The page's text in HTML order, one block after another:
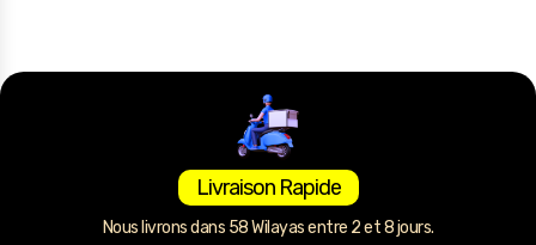
Livraison Rapide
Nous livrons dans 58 Wilayas entre 2 et 8 jours.